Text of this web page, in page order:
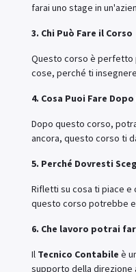
farai uno stage in
3. Chi Può Fare il Corso
Questo corso è perfetto
cose, perché ti
4. Cosa Puoi Fare
Dopo questo corso,
ancora, questo corso ti
5. Perché Dovresti
Rifletti su cosa ti piace e
questo corso potrebbe
6. Che lavoro potrai
Il Tecnico Contabile è
supporto della direzione